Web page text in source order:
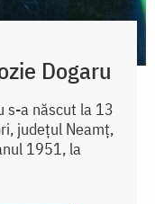
Dogaru
s-a născut la 13
județul Neamț,
1951, la